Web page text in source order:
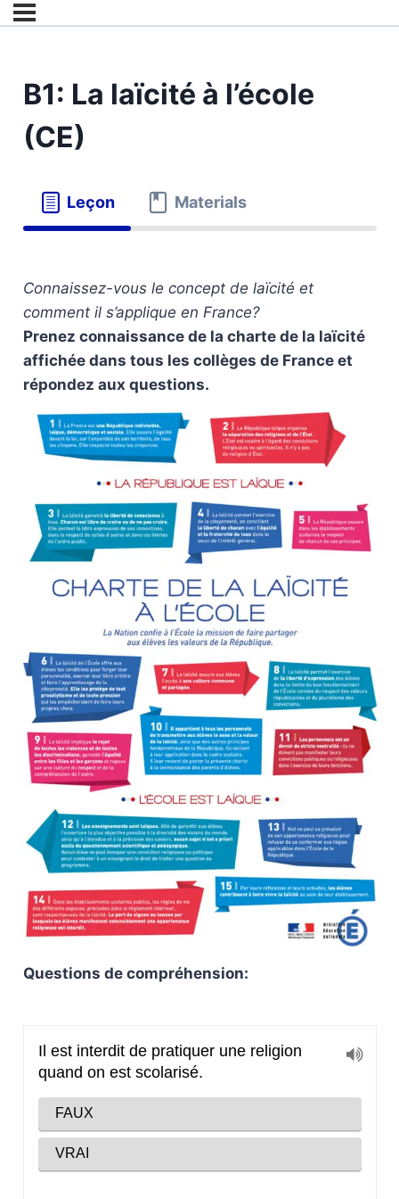
B1: La laïcité à l’école
(CE)
Leçon Materials
Connaissez-vous le concept de laïcité et
comment il s’applique en France?
Prenez connaissance de la charte de la laïcité
affichée dans tous les collèges de France et
répondez aux questions.
Questions de compréhension: